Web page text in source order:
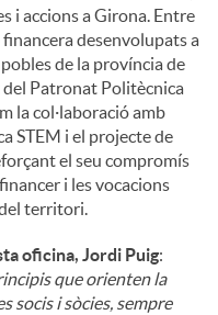
i accions a Girona. Entre
financera desenvolupats a
de la província de
del Patronat Politècnica
la col·laboració amb
STEM i el projecte de
el seu compromís
i les vocacions
territori.
oficina, Jordi Puig:
que orienten la
socis i sòcies, sempre